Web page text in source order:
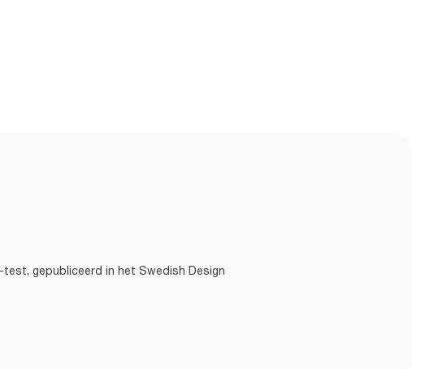
test, gepubliceerd in het Swedish Design